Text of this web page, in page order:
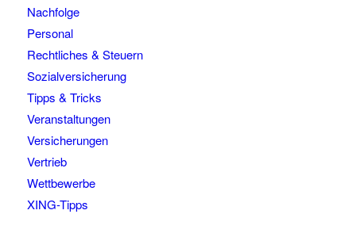
Nachfolge
Personal
Rechtliches & Steuern
Sozialversicherung
Tipps & Tricks
Veranstaltungen
Versicherungen
Vertrieb
Wettbewerbe
XING-Tipps